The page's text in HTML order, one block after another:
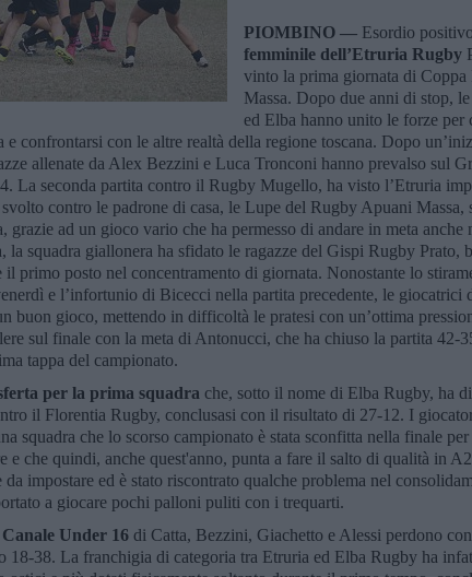
PIOMBINO — Esordio
femminile dell’Etruria Rugby
vinto la prima giornata di Coppa
Massa. Dopo due anni di stop,
ed Elba hanno unito le forze per
e confrontarsi con le altre realtà della regione toscana. Dopo
allenate da Alex Bezzini e Luca Tronconi hanno prevalso sul
La seconda partita contro il Rugby Mugello, ha visto l’Etruria
contro le padrone di casa, le Lupe del Rugby Apuani Massa,
grazie ad un gioco vario che ha permesso di andare in meta anche
la squadra giallonera ha sfidato le ragazze del Gispi Rugby Prato,
il primo posto nel concentramento di giornata. Nonostante lo
e l’infortunio di Bicecci nella partita precedente, le giocatrici
buon gioco, mettendo in difficoltà le pratesi con un’ottima
sul finale con la meta di Antonucci, che ha chiuso la partita 42-
tappa del campionato.
per la prima squadra che, sotto il nome di Elba Rugby, ha
il Florentia Rugby, conclusasi con il risultato di 27-12. I
squadra che lo scorso campionato è stata sconfitta nella finale per
e che quindi, anche quest'anno, punta a fare il salto di qualità in
da impostare ed è stato riscontrato qualche problema nel
a giocare pochi palloni puliti con i trequarti.
Under 16 di Catta, Bezzini, Giachetto e Alessi perdono
18-38. La franchigia di categoria tra Etruria ed Elba Rugby ha